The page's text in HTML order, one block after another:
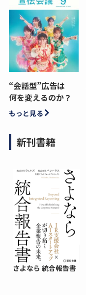
“会話型”広告は
何を変えるのか？
もっと見る
新刊書籍
さよなら 統合報告書